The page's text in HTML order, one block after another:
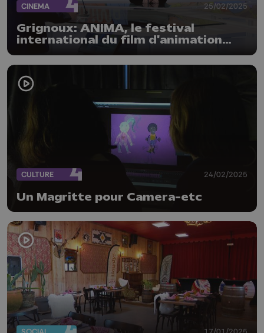
CINEMA 25/02/2025
Grignoux: ANIMA, le festival
international du film d'animation
CULTURE 24/02/2025
Un Magritte pour Camera-etc
17/01/2025